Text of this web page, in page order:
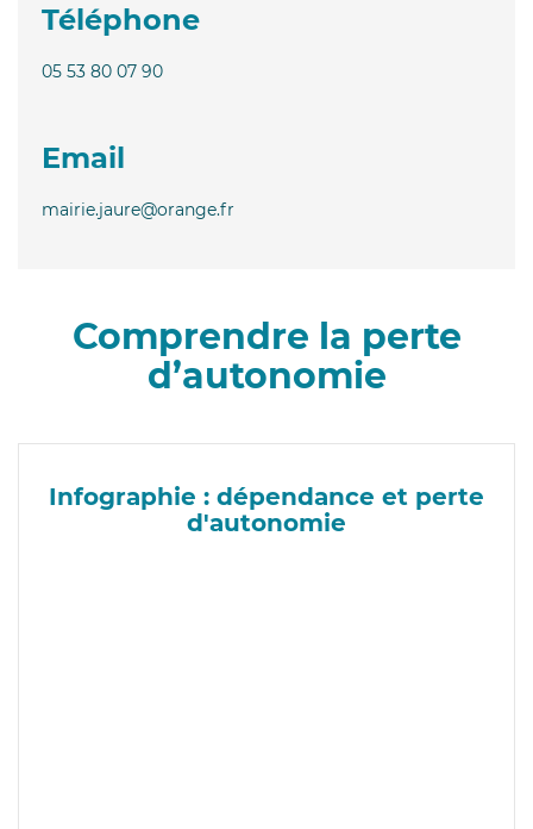
Téléphone
05 53 80 07 90
Email
mairie.jaure@orange.fr
Comprendre la perte
d’autonomie
Infographie : dépendance et perte
d'autonomie